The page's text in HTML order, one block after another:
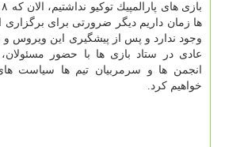
ها زمان داریم دیگر ضرورتی برای برگزاری
وجود ندارد و پس از پیشگیری این ویروس
عادی در ستاد بازی ها با حضور
انجمن ها و سرمربیان تیم ها سیاست
خواهیم كرد.